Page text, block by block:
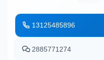
13125485896
2885771274